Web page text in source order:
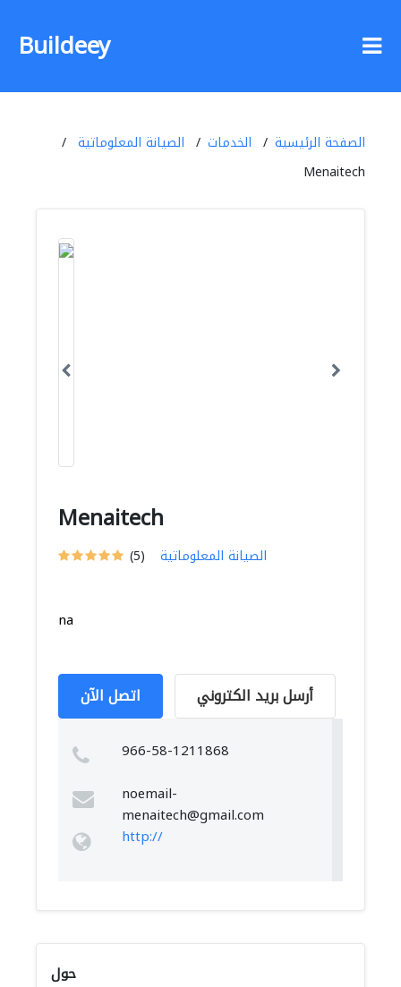
Buildeey
الصفحة الرئيسية الخدمات
الصيانة المعلوماتية
Menaitech
Menaitech
(5) الصيانة المعلوماتية
na
اتصل الآن أرسل بريد الكتروني
966-58-1211868
noemail-
menaitech@gmail.com
http://
حول